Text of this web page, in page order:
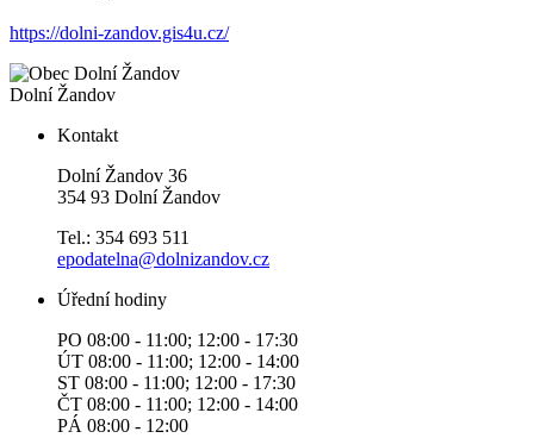
https://dolni-zandov.gis4u.cz/
Dolní Žandov
Kontakt
Dolní Žandov 36
354 93 Dolní Žandov
Tel.: 354 693 511
epodatelna@dolnizandov.cz
Úřední hodiny
PO 08:00 - 11:00; 12:00 - 17:30
ÚT 08:00 - 11:00; 12:00 - 14:00
ST 08:00 - 11:00; 12:00 - 17:30
ČT 08:00 - 11:00; 12:00 - 14:00
PÁ 08:00 - 12:00